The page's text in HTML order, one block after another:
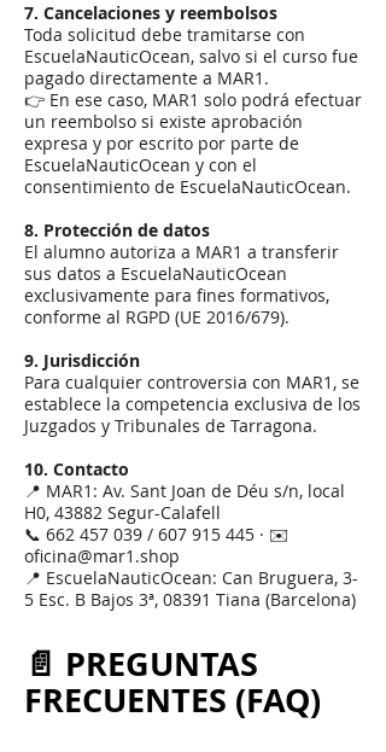
7. Cancelaciones y reembolsos
Toda solicitud debe tramitarse con
EscuelaNauticOcean, salvo si el curso fue
pagado directamente a MAR1.
👉 En ese caso, MAR1 solo podrá efectuar
un reembolso si existe aprobación
expresa y por escrito por parte de
EscuelaNauticOcean y con el
consentimiento de EscuelaNauticOcean.
8. Protección de datos
El alumno autoriza a MAR1 a transferir
sus datos a EscuelaNauticOcean
exclusivamente para fines formativos,
conforme al RGPD (UE 2016/679).
9. Jurisdicción
Para cualquier controversia con MAR1, se
establece la competencia exclusiva de los
Juzgados y Tribunales de Tarragona.
10. Contacto
📍 MAR1: Av. Sant Joan de Déu s/n, local
H0, 43882 Segur-Calafell
📞 662 457 039 / 607 915 445 · ✉️
oficina@mar1.shop
📍 EscuelaNauticOcean: Can Bruguera, 3-
5 Esc. B Bajos 3ª, 08391 Tiana (Barcelona)
📄 PREGUNTAS
FRECUENTES (FAQ)